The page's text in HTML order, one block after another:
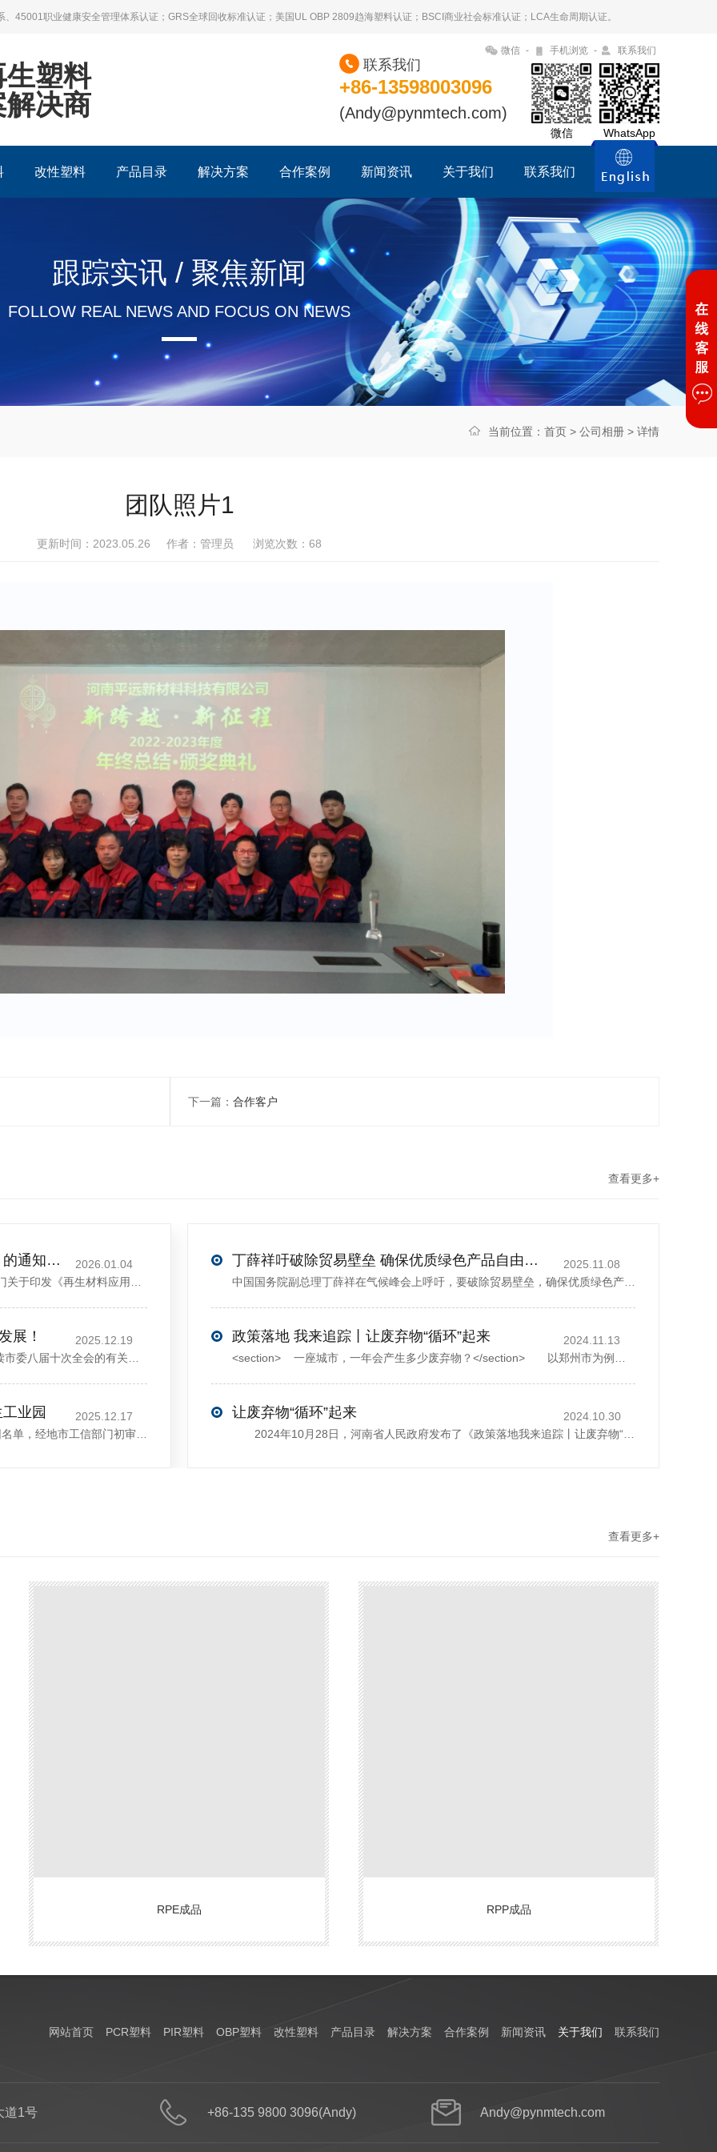
45001职业健康安全管理体系认证；GRS全球回收标准认证；美国UL OBP 2809趋海塑料认证；BSCI商业社会标准认证；LCA生命周期认证。
微信 - 手机浏览 - 联系我们
塑料
决商
+86-13598003096
(Andy@pynmtech.com)
联系我们
微信 WhatsApp
改性塑料 产品目录 解决方案 合作案例 新闻资讯 关于我们 联系我们
跟踪实讯 / 聚焦新闻
FOLLOW REAL NEWS AND FOCUS ON NEWS
当前位置： 首页 > 公司相册 > 详情
团队照片1
更新时间：2023.05.26 作者：管理员 浏览次数： 68
下一篇：合作客户
查看更多+
关于印发《再生材料应用推广行动方案》的通知(发改环资〔2025〕1681号)
2026.01.04
展！
2025.12.19
业园
2025.12.17
丁薛祥吁破除贸易壁垒 确保优质绿色产品自由流通
2025.11.08
政策落地 我来追踪丨让废弃物“循环”起来
2024.11.13
让废弃物“循环”起来
2024.10.30
查看更多+
RPE成品 RPP成品
网站首页 PCR塑料 PIR塑料 OBP塑料 改性塑料 产品目录 解决方案 合作案例 新闻资讯 关于我们 联系我们
道1号 +86-135 9800 3096(Andy) Andy@pynmtech.com